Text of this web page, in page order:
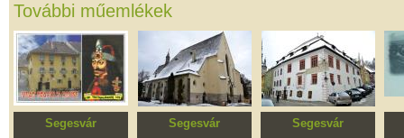
További műemlékek
Segesvár
Segesvár
Segesvár